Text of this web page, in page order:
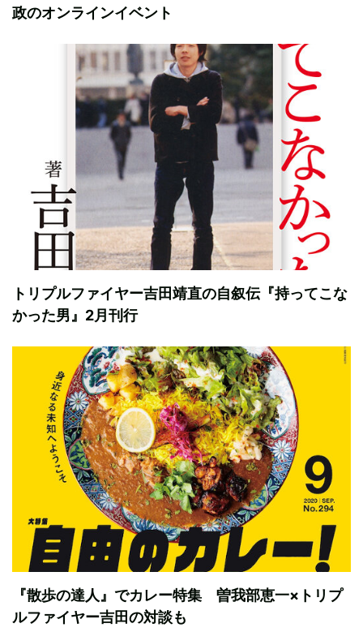
政のオンラインイベント
トリプルファイヤー吉田靖直の自叙伝『持ってこな
かった男』2月刊行
『散歩の達人』でカレー特集 曽我部恵一×トリプ
ルファイヤー吉田の対談も